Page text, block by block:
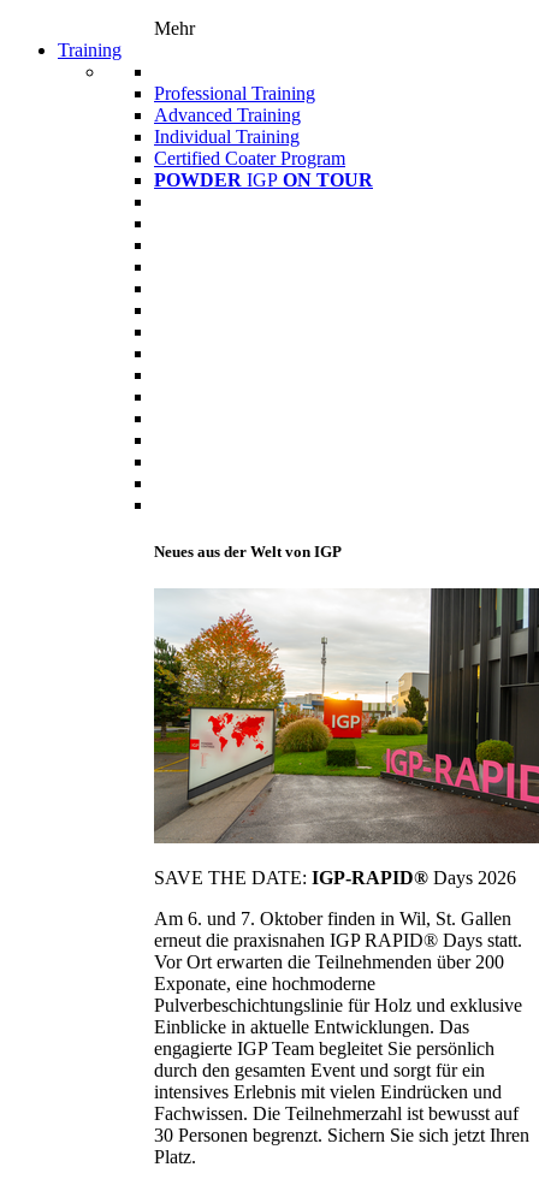
Mehr
Training
Professional Training
Advanced Training
Individual Training
Certified Coater Program
POWDER IGP ON TOUR
Neues aus der Welt von IGP
SAVE THE DATE: IGP-RAPID® Days 2026
Am 6. und 7. Oktober finden in Wil, St. Gallen
erneut die praxisnahen IGP RAPID® Days statt.
Vor Ort erwarten die Teilnehmenden über 200
Exponate, eine hochmoderne
Pulverbeschichtungslinie für Holz und exklusive
Einblicke in aktuelle Entwicklungen. Das
engagierte IGP Team begleitet Sie persönlich
durch den gesamten Event und sorgt für ein
intensives Erlebnis mit vielen Eindrücken und
Fachwissen. Die Teilnehmerzahl ist bewusst auf
30 Personen begrenzt. Sichern Sie sich jetzt Ihren
Platz.